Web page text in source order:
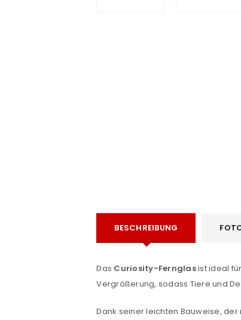
ANMELDEN
Benutzername oder E-
BESCHREIBUNG
Das Curiosity-Fernglasist ideal
Vergrößerung, sodass Tiere und
Dank seiner leichten Bauweise,